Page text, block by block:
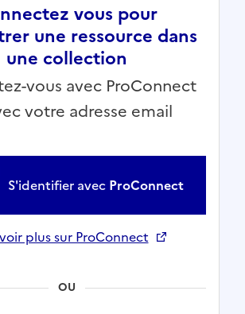
vous pour
une ressource dans
une collection
vous avec ProConnect
votre adresse email
S'identifier avec ProConnect
plus sur ProConnect
OU